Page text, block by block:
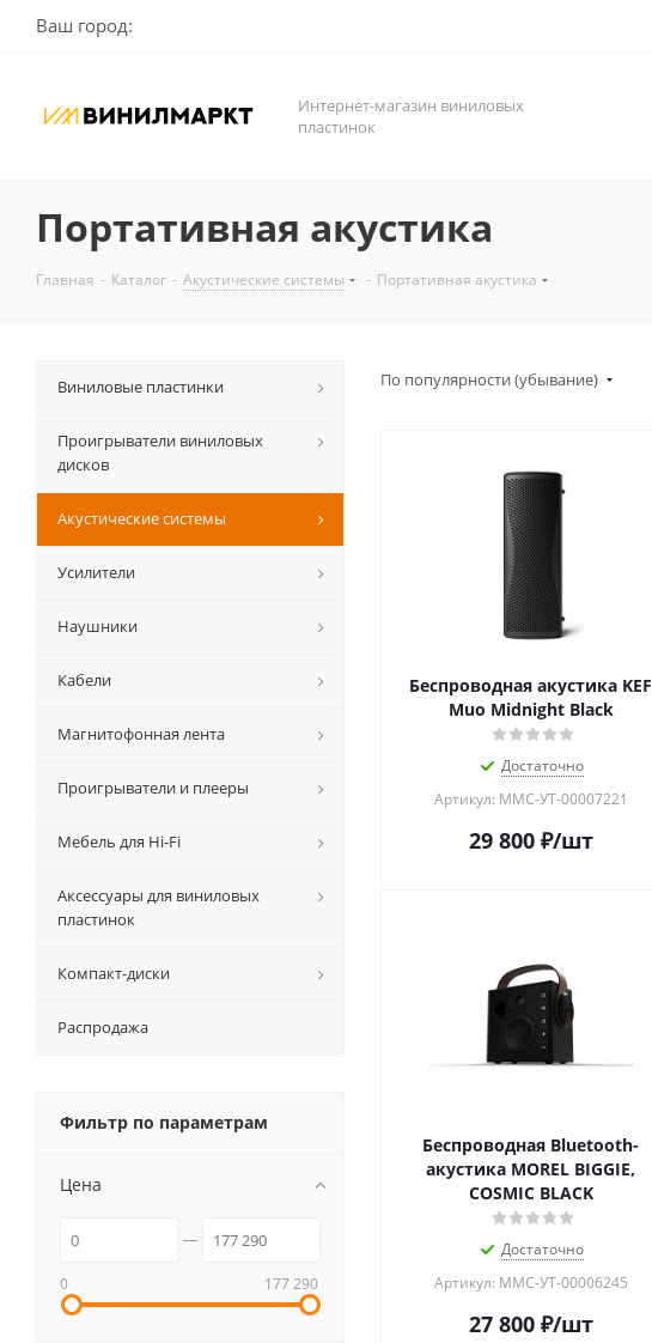
Ваш город:
Интернет-магазин виниловых
пластинок
Портативная акустика
Главная - Каталог - Акустические системы - Портативная акустика
По популярности (убывание)
Беспроводная акустика KEF
Muo Midnight Black
Достаточно
Артикул: MMC-УТ-00007221
29 800₽/шт
Беспроводная Bluetooth-
акустика MOREL BIGGIE,
COSMIC BLACK
Достаточно
Артикул: MMC-УТ-00006245
27 800₽/шт
Виниловые пластинки
Проигрыватели виниловых
дисков
Акустические системы
Усилители
Наушники
Кабели
Магнитофонная лента
Проигрыватели и плееры
Мебель для Hi-Fi
Аксессуары для виниловых
пластинок
Компакт-диски
Распродажа
Фильтр по параметрам
Цена
0 177 290